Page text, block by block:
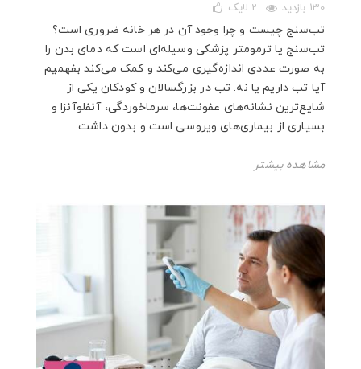
130 بازدید 2 لایک
تب‌سنج چیست و چرا وجود آن در هر خانه ضروری است؟
تب‌سنج یا ترمومتر پزشکی وسیله‌ای است که دمای بدن را
به صورت عددی اندازه‌گیری می‌کند و کمک می‌کند بفهمیم
آیا تب داریم یا نه. تب در بزرگسالان و کودکان یکی از
شایع‌ترین نشانه‌های عفونت‌ها، سرماخوردگی، آنفلوآنزا و
بسیاری از بیماری‌های ویروسی است و بدون داشت
مشاهده بیشتر